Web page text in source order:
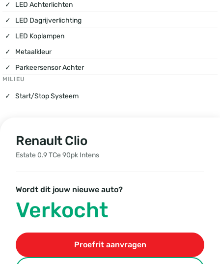
LED Achterlichten
LED Dagrijverlichting
LED Koplampen
Metaalkleur
Parkeersensor Achter
MILIEU
Start/stop Systeem
Renault Clio
Estate 0.9 TCe 90pk Intens
Wordt dit jouw nieuwe auto?
Verkocht
Proefrit aanvragen